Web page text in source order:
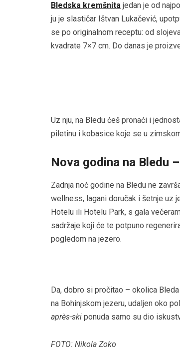
Bledska kremšnita jedan je od
ju je slastičar Ištvan Lukačević,
se po originalnom receptu: od
kvadrate 7×7 cm. Do danas je
Uz nju, na Bledu ćeš pronaći i
piletinu i kobasice koje se u
Nova godina na Bledu
Zadnja noć godine na Bledu ne
wellness, lagani doručak i šetnje uz
Hotelu ili Hotelu Park, s gala
sadržaje koji će te potpuno
pogledom na jezero.
Da, dobro si pročitao – okolica
na Bohinjskom jezeru, udaljen oko
après-ski ponuda samo su dio
FOTO: Nikola Zoko